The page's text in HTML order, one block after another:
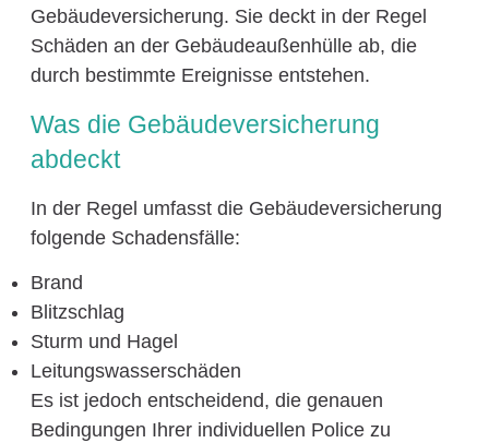
Gebäudeversicherung. Sie deckt in der Regel
Schäden an der Gebäudeaußenhülle ab, die
durch bestimmte Ereignisse entstehen.
Was die Gebäudeversicherung
abdeckt
In der Regel umfasst die Gebäudeversicherung
folgende Schadensfälle:
Brand
Blitzschlag
Sturm und Hagel
Leitungswasserschäden
Es ist jedoch entscheidend, die genauen
Bedingungen Ihrer individuellen Police zu